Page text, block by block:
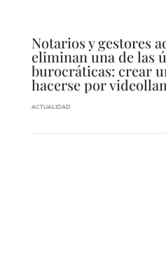
Notarios y gestores
eliminan una de las
burocráticas: crear
hacerse por
ACTUALIDAD